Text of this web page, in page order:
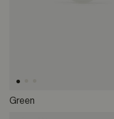
Green